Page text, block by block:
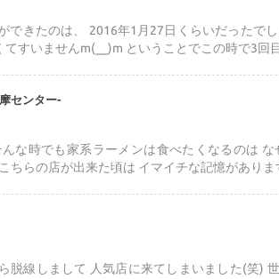
できたのは、 2016年1月27日くらいだったで
てすいませんm(__)m ということでこの時で3
センター-
な時でも家系ラーメンは食べたくなるのは
ちらの店が出来た頃は イマイチな記憶があり
脱線しまして 人気店に来てしまいました(笑)